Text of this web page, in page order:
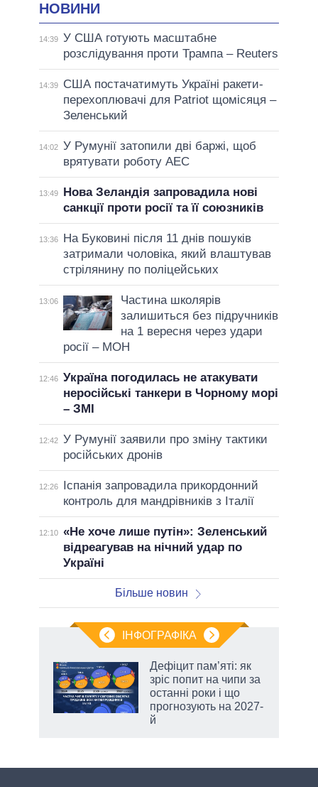
НОВИНИ
14:39 У США готують масштабне
розслідування проти Трампа – Reuters
14:39
США постачатимуть Україні ракети-
перехоплювачі для Patriot щомісяця –
Зеленський
14:02 У Румунії затопили дві баржі, щоб
врятувати роботу АЕС
13:49
Нова Зеландія запровадила нові
санкції проти росії та її союзників
13:36
На Буковині після 11 днів пошуків
затримали чоловіка, який влаштував
стрілянину по поліцейських
13:06
Частина школярів
залишиться без підручників
на 1 вересня через удари
росії – МОН
12:46 Україна погодилась не атакувати
неросійські танкери в Чорному морі
– ЗМІ
12:42 У Румунії заявили про зміну тактики
російських дронів
12:26
Іспанія запровадила прикордонний
контроль для мандрівників з Італії
12:10 «Не хоче лише путін»: Зеленський
відреагував на нічний удар по
Україні
Більше новин
ІНФОГРАФІКА
Дефіцит пам’яті: як
зріс попит на чипи за
останні роки і що
прогнозують на 2027-
й